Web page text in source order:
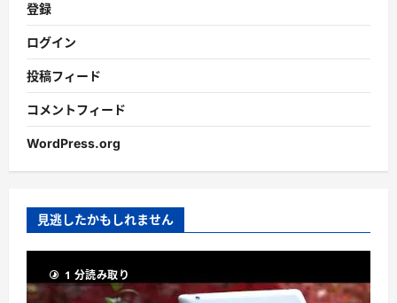
登録
ログイン
投稿フィード
コメントフィード
WordPress.org
見逃したかもしれません
1 分読み取り